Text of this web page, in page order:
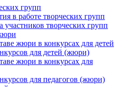
групп
в работе творческих групп
участников творческих групп
жюри в конкурсах для детей
для детей (жюри)
жюри в конкурсах для
для педагогов (жюри)